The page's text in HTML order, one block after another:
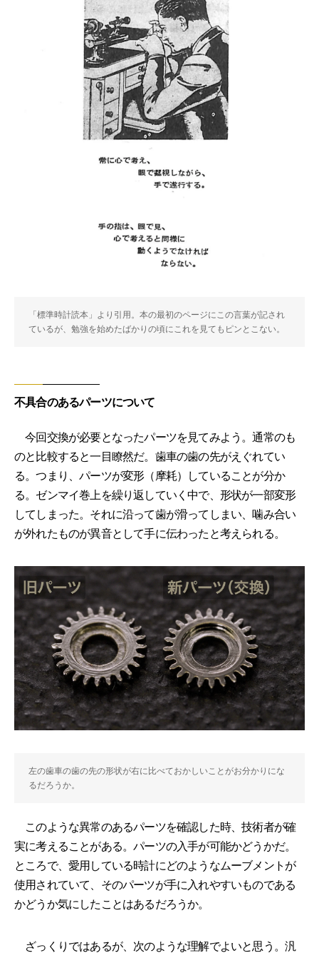
「標準時計読本」より引用。本の最初のページにこの言葉が記され
ているが、勉強を始めたばかりの頃にこれを見てもピンとこない。
不具合のあるパーツについて
今回交換が必要となったパーツを見てみよう。通常のも
のと比較すると一目瞭然だ。歯車の歯の先がえぐれてい
る。つまり、パーツが変形（摩耗）していることが分か
る。ゼンマイ巻上を繰り返していく中で、形状が一部変形
してしまった。それに沿って歯が滑ってしまい、噛み合い
が外れたものが異音として手に伝わったと考えられる。
左の歯車の歯の先の形状が右に比べておかしいことがお分かりにな
るだろうか。
このような異常のあるパーツを確認した時、技術者が確
実に考えることがある。パーツの入手が可能かどうかだ。
ところで、愛用している時計にどのようなムーブメントが
使用されていて、そのパーツが手に入れやすいものである
かどうか気にしたことはあるだろうか。
ざっくりではあるが、次のような理解でよいと思う。汎